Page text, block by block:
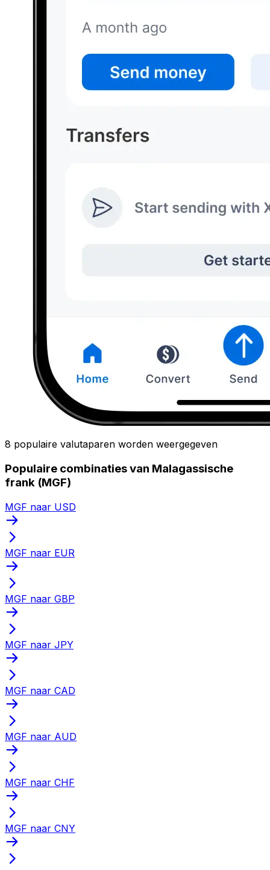
8 populaire valutaparen worden weergegeven
Populaire combinaties van Malagassische
frank (MGF)
MGF naar USD
MGF naar EUR
MGF naar GBP
MGF naar JPY
MGF naar CAD
MGF naar AUD
MGF naar CHF
MGF naar CNY